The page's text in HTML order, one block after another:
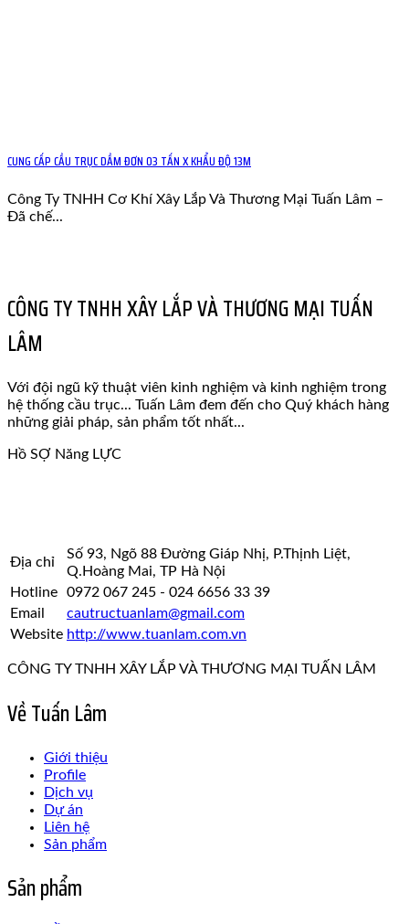
CUNG CẤP CẦU TRỤC DẦM ĐƠN 03 TẤN X KHẨU ĐỘ 13M
Công Ty TNHH Cơ Khí Xây Lắp Và Thương Mại Tuấn Lâm –
Đã chế...
CÔNG TY TNHH XÂY LẮP VÀ THƯƠNG MẠI TUẤN
LÂM
Với đội ngũ kỹ thuật viên kinh nghiệm và kinh nghiệm trong
hệ thống cầu trục... Tuấn Lâm đem đến cho Quý khách hàng
những giải pháp, sản phẩm tốt nhất...
Hồ SỢ Năng LỰC
Địa chỉ
Số 93, Ngõ 88 Đường Giáp Nhị, P.Thịnh Liệt,
Q.Hoàng Mai, TP Hà Nội
Hotline
0972 067 245 - 024 6656 33 39
Email
cautructuanlam@gmail.com
Website http://www.tuanlam.com.vn
CÔNG TY TNHH XÂY LẮP VÀ THƯƠNG MẠI TUẤN LÂM
Về Tuấn Lâm
Giới thiệu
Profile
Dịch vụ
Dự án
Liên hệ
Sản phẩm
Sản phẩm